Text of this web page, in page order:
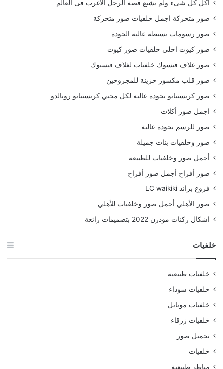
أكل كل شىء ولم يشبع قصة الرجل الاغرب فى العالم
صور متحركة اجمل خلفيات صور متحركة
صور رسومات بسيطه عاليه الجودة
صور كيوت احلى خلفيات صور كيوت
صور غلاف فيسوك خلفيات لغلاف فيسبوك
صور قلب مكسور حزينة للمجروحين
صور كريستيانو بجودة عاليه لكل محبي كريستيانو رونالدو
اجمل صور أكلات
صور للرسم بجودة عالية
صور وخلفيات بنات جميلة
أجمل صور وخلفيات للطبيعة
صور أفراح أجمل صور أفراح
فروع براند LC waikiki
صور الأهلي أجمل صور وخلفيات للأهلي
اشكال ركنات مودرن 2022 بتصميمات رائعة
خلفيات
خلفيات طبيعية
خلفيات سوداء
خلفيات موبايل
خلفيات زرقاء
تحميل صور
خلفيات
مناظر طبيعية